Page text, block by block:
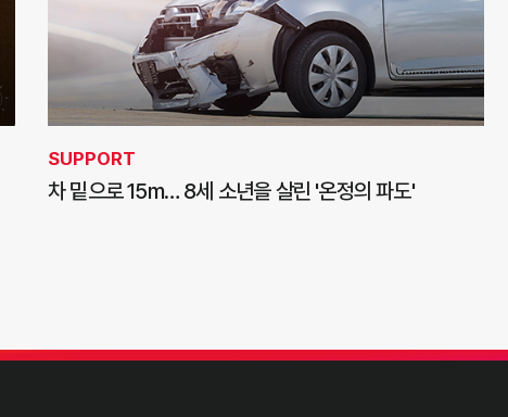
SUPPORT
차 밑으로 15m… 8세 소년을 살린 '온정의 파도'